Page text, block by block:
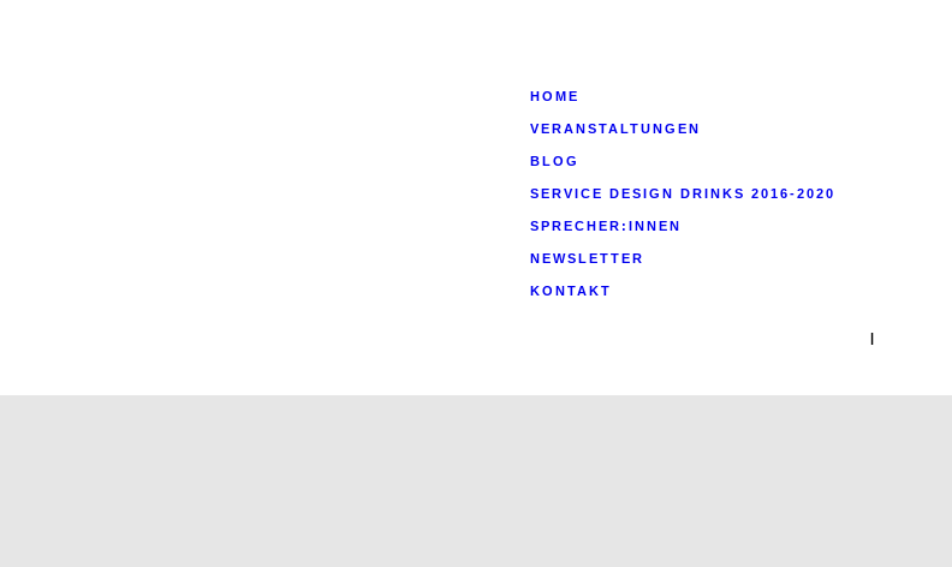
HOME
VERANSTALTUNGEN
BLOG
SERVICE DESIGN DRINKS 2016-2020
SPRECHER:INNEN
NEWSLETTER
KONTAKT
|